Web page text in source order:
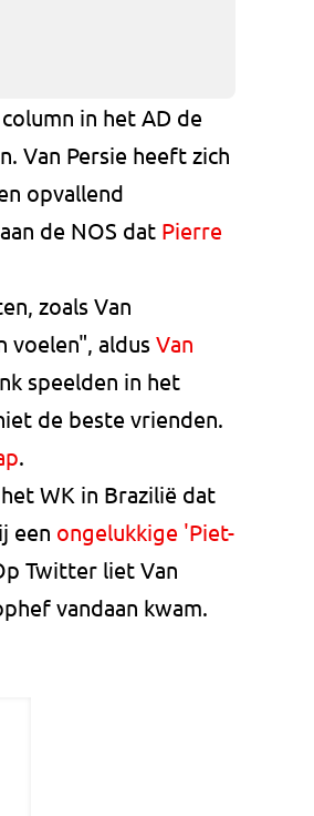
in het AD de
Van Persie heeft zich
opvallend
de NOS dat Pierre
zoals Van
voelen", aldus Van
speelden in het
de beste vrienden.
.
WK in Brazilië dat
een ongelukkige 'Piet-
Twitter liet Van
vandaan kwam.